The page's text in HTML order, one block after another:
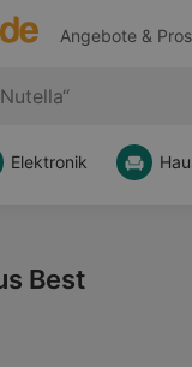
Angebote &
Elektronik
Best